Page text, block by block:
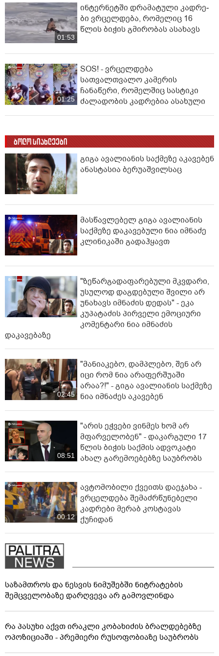
01:53
ინ­ტერ­ნეტ­ში დრა­მა­ტუ­ლი კად­რე­
ბი ვრცელდება, რომელიც 16
წლის ბიჭის გმირობას ასახავს
01:25
SOS! - ვრცელდება
სათვალთვალო კამერის
ჩანაწერი, რომელშიც სასტიკი
ძალადობის კადრებია ასახული
ბოლო სიახლეები
გიგა ავალიანის საქმეზე აკავებენ
ანასტასია ბერუაშვილსაც
მასწავლებელ გიგა ავალიანის
საქმეზე დაკავებული ნია იმნაძე
კლინიკაში გადაჰყავთ
"ზეწარგადაფარებული მკვდარი,
უსულოდ დაგდებული შვილი არ
უნახავს იმნაძის დედას" - ეკა
კუპატაძის პირველი ემოციური
კომენტარი ნია იმნაძის
დაკავებაზე
02:45
"მანიაკებო, დამპლებო, შენ არ
იცი რომ ნია არაფერშუაში
არაა?!" - გიგა ავალიანის საქმეზე
ნია იმნაძეს აკავებენ
08:51
"არის ეჭვები ვინმეს ხომ არ
მფარველობენ" - დაკარგული 17
წლის ბიჭის საქმის ადვოკატი
ახალ გარემოებებზე საუბრობს
00:12
ავტომობილი ქვეითს დაეჯახა -
ვრცელდება შემაძრწუნებელი
კადრები მერაბ კოსტავას
ქუჩიდან
საზამთროს და ნესვის ნიმუშებში ნიტრატების
შემცველობაზე დარღვევა არ გამოვლინდა
რა პასუხი აქვთ ირაკლი კობახიძის ბრალდებებზე
ოპოზიციაში - პრემიერი რუსოფობიაზე საუბრობს